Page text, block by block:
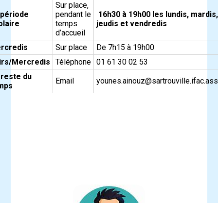
Sur place,
pendant le
temps
d’accueil
16h30 à 19h00 les lundis, mardis,
jeudis et vendredis
Sur place
De 7h15 à 19h00
Mercredis
Téléphone
01 61 30 02 53
du
Email